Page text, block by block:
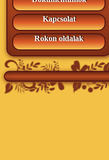
Kapcsolat
Rokon oldalak